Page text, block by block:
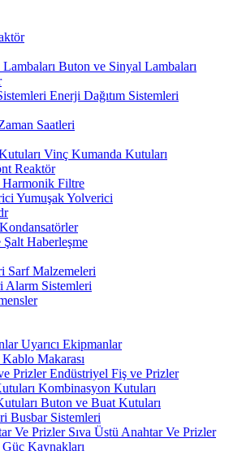
Buton ve Sinyal Lambaları
Enerji Dağıtım Sistemleri
Saatleri
Vinç Kumanda Kutuları
Reaktör
Harmonik Filtre
Yumuşak Yolverici
Kondansatörler
Şalt Haberleşme
Sarf Malzemeleri
Alarm Sistemleri
Uyarıcı Ekipmanlar
Kablo Makarası
Endüstriyel Fiş ve Prizler
Kombinasyon Kutuları
Buton ve Buat Kutuları
Busbar Sistemleri
Sıva Üstü Anahtar Ve Prizler
Güç Kaynakları